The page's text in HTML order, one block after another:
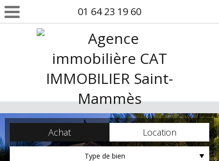
01 64 23 19 60
Achat Location
Type de bien